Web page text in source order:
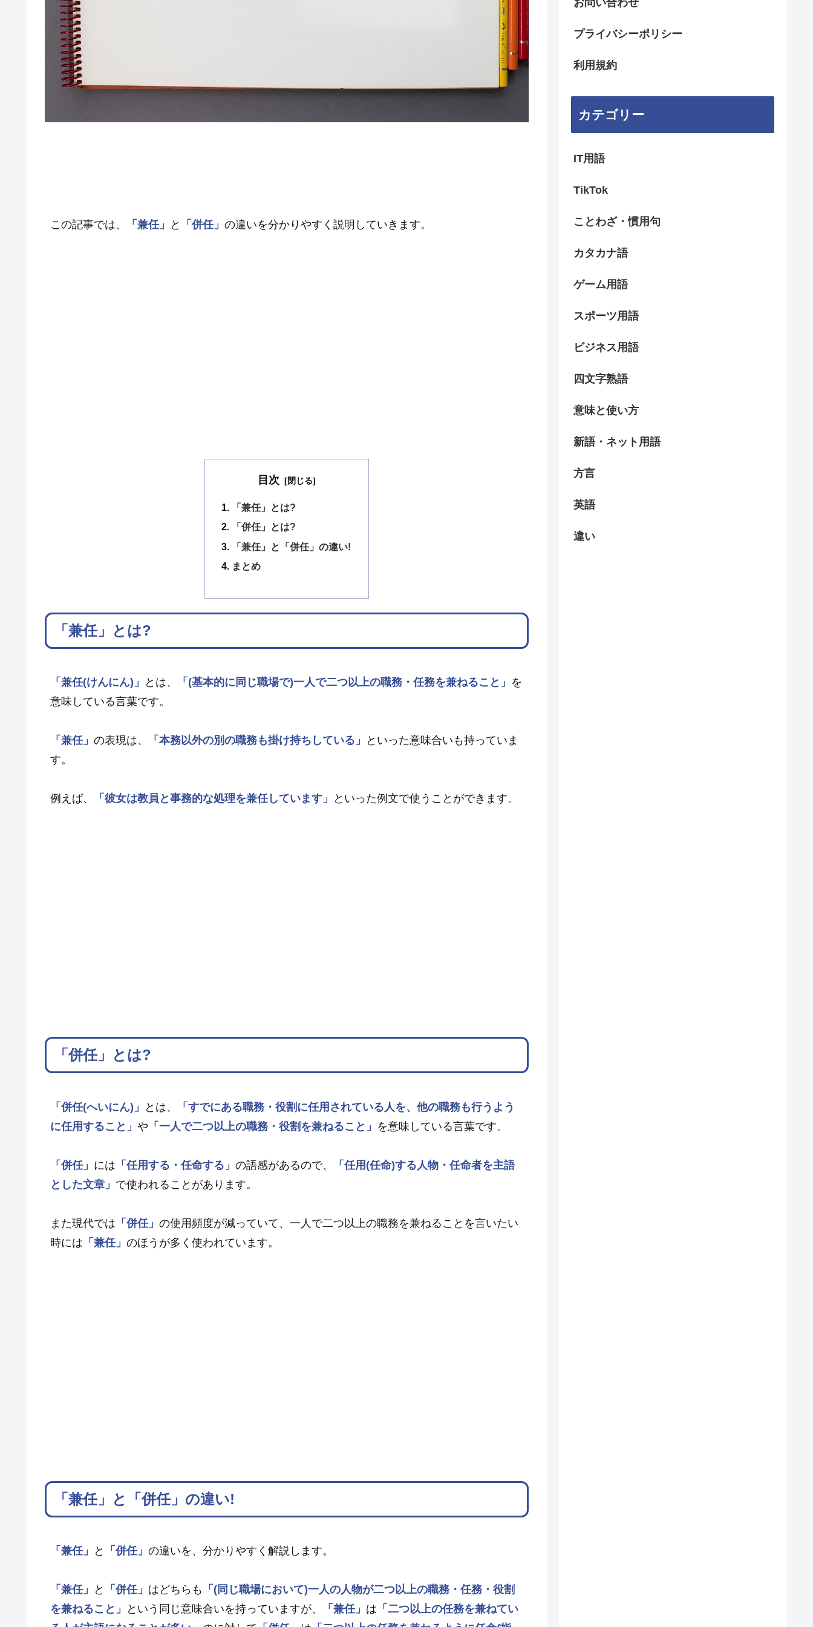
この記事では、 「兼任」 と 「併任」 の違いを分かりやすく説明していきます。
目次
「兼任」とは?
「併任」とは?
「兼任」と「併任」の違い!
まとめ
「兼任」とは?
「兼任(けんにん)」 とは、 「(基本的に同じ職場で)一人で二つ以上の職務・任務を兼ねること」 を
意味している言葉です。
「兼任」 の表現は、 「本務以外の別の職務も掛け持ちしている」
といった意味合いも持っていま
す。
例えば、 「彼女は教員と事務的な処理を兼任しています」 といった例文で使うことができます。
「併任」とは?
「併任(へいにん)」 とは、
「すでにある職務・役割に任用されている人を、他の職務も行うよう
に任用すること」 や 「一人で二つ以上の職務・役割を兼ねること」 を意味している言葉です。
「併任」 には 「任用する・任命する」 の語感があるので、
「任用(任命)する人物・任命者を主語
とした文章」 で使われることがあります。
また現代では 「併任」 の使用頻度が減っていて、一人で二つ以上の職務を兼ねることを言いたい
時には 「兼任」 のほうが多く使われています。
「兼任」と「併任」の違い!
「兼任」 と 「併任」 の違いを、分かりやすく解説します。
「兼任」 と 「併任」 はどちらも
「(同じ職場において)一人の人物が二つ以上の職務・任務・役割
を兼ねること」
という同じ意味合いを持っていますが、 「兼任」 は 「二つ以上の任務を兼ねてい
プライバシーポリシー
利用規約
カテゴリー
IT用語
TikTok
ことわざ・慣用句
カタカナ語
ゲーム用語
スポーツ用語
ビジネス用語
四文字熟語
意味と使い方
新語・ネット用語
方言
英語
違い